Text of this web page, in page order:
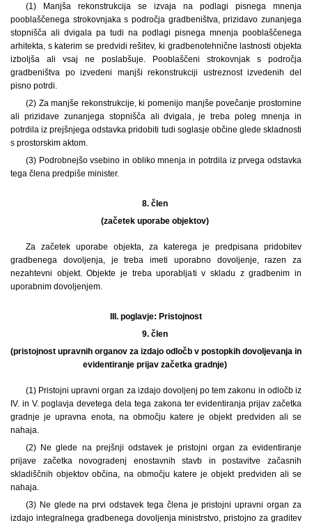
(1) Manjša rekonstrukcija se izvaja na podlagi pisnega mnenja
pooblaščenega strokovnjaka s področja gradbeništva, prizidavo zunanjega
stopnišča ali dvigala pa tudi na podlagi pisnega mnenja pooblaščenega
arhitekta, s katerim se predvidi rešitev, ki gradbenotehnične lastnosti objekta
izboljša ali vsaj ne poslabšuje. Pooblaščeni strokovnjak s področja
gradbeništva po izvedeni manjši rekonstrukciji ustreznost izvedenih del
pisno potrdi.
(2) Za manjše rekonstrukcije, ki pomenijo manjše povečanje prostornine
ali prizidave zunanjega stopnišča ali dvigala, je treba poleg mnenja in
potrdila iz prejšnjega odstavka pridobiti tudi soglasje občine glede skladnosti
s prostorskim aktom.
(3) Podrobnejšo vsebino in obliko mnenja in potrdila iz prvega odstavka
tega člena predpiše minister.
8. člen
(začetek uporabe objektov)
Za začetek uporabe objekta, za katerega je predpisana pridobitev
gradbenega dovoljenja, je treba imeti uporabno dovoljenje, razen za
nezahtevni objekt. Objekte je treba uporabljati v skladu z gradbenim in
uporabnim dovoljenjem.
III. poglavje: Pristojnost
9. člen
(pristojnost upravnih organov za izdajo odločb v postopkih dovoljevanja in
evidentiranje prijav začetka gradnje)
(1) Pristojni upravni organ za izdajo dovoljenj po tem zakonu in odločb iz
IV. in V. poglavja devetega dela tega zakona ter evidentiranja prijav začetka
gradnje je upravna enota, na območju katere je objekt predviden ali se
nahaja.
(2) Ne glede na prejšnji odstavek je pristojni organ za evidentiranje
prijave začetka novogradenj enostavnih stavb in postavitve začasnih
skladiščnih objektov občina, na območju katere je objekt predviden ali se
nahaja.
(3) Ne glede na prvi odstavek tega člena je pristojni upravni organ za
izdajo integralnega gradbenega dovoljenja ministrstvo, pristojno za graditev